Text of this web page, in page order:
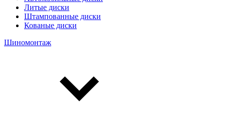
Литые диски
Штампованные диски
Кованые диски
Шиномонтаж